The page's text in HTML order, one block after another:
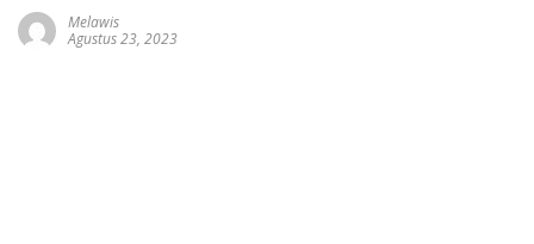
Melawis
Agustus 23, 2023